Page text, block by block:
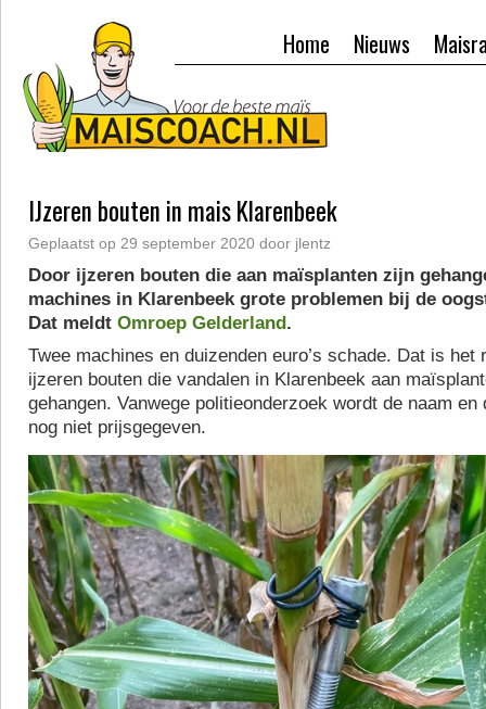
Nieuws
Home
IJzeren bouten in mais Klarenbeek
Geplaatst op 29 september 2020 door jlentz
Door ijzeren bouten die aan maïsplanten zijn
machines in Klarenbeek grote problemen bij de
Dat meldt Omroep Gelderland.
Twee machines en duizenden euro’s schade. Dat is het
ijzeren bouten die vandalen in Klarenbeek aan
gehangen. Vanwege politieonderzoek wordt de naam
nog niet prijsgegeven.